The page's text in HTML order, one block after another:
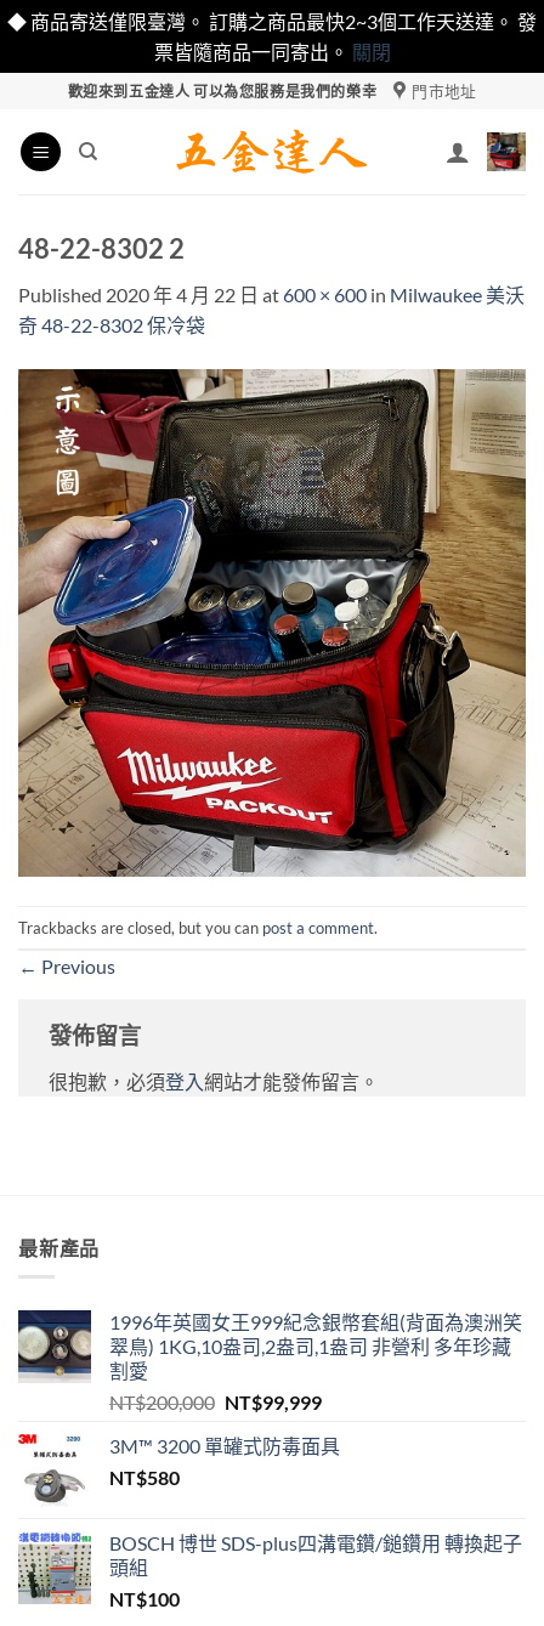
◆ 商品寄送僅限臺灣。 訂購之商品最快2~3個工作天送達。 發
票皆隨商品一同寄出。 關閉
content
歡迎來到五金達人 可以為您服務是我們的榮幸 門市地址
48-22-8302 2
Published 2020 年 4 月 22 日 at600 × 600 in Milwaukee 美沃
奇 48-22-8302 保冷袋
Trackbacks are closed, but you can post a comment.
← Previous
發佈留言
很抱歉，必須登入網站才能發佈留言。
最新產品
1996年英國女王999紀念銀幣套組(背面為澳洲笑
翠鳥) 1KG,10盎司,2盎司,1盎司 非營利 多年珍藏
割愛
NT$200,000 原
價
NT$99,999目
價
3M™ 3200 單罐式防毒面具
NT$580
BOSCH 博世 SDS-plus四溝電鑽/鎚鑽用 轉換起子
頭組
NT$100